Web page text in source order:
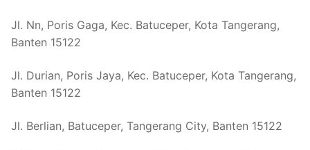
Jl. Nn, Poris Gaga, Kec. Batuceper, Kota Tangerang,
Banten 15122
Jl. Durian, Poris Jaya, Kec. Batuceper, Kota Tangerang,
Banten 15122
Jl. Berlian, Batuceper, Tangerang City, Banten 15122